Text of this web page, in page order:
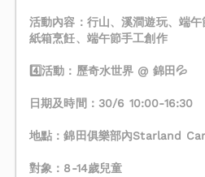
活動內容：行山、溪澗遊玩、端
紙箱烹飪、端午節手工創作
4️⃣活動：歷奇水世界 @ 錦田💦
日期及時間：30/6 10:00-16:30
地點：錦田俱樂部內Starland
對象：8-14歲兒童